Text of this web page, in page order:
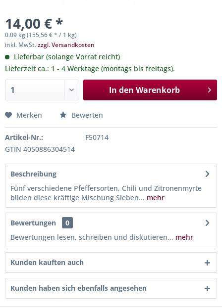
14,00 € *
0.09 kg (155,56 € * / 1 kg)
inkl. MwSt.zzgl. Versandkosten
Lieferbar (solange Vorrat reicht)
Lieferzeit ca.: 1 - 4 Werktage (montags bis freitags).
In den Warenkorb
Merken Bewerten
Artikel-Nr.:
F50714
GTIN 4050886304514
Beschreibung
Fünf verschiedene Pfeffersorten, Chili und Zitronenmyrte
bilden diese kräftige Mischung Sieben... mehr
Bewertungen
0
Bewertungen lesen, schreiben und diskutieren... mehr
Kunden kauften auch
Kunden haben sich ebenfalls angesehen